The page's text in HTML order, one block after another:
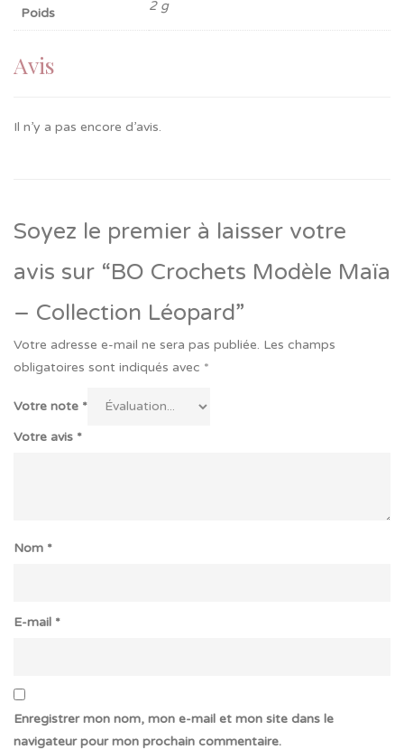
Poids 2 g
Avis
Il n’y a pas encore d’avis.
Soyez le premier à laisser votre
avis sur “BO Crochets Modèle Maïa
– Collection Léopard”
Votre adresse e-mail ne sera pas publiée. Les champs
obligatoires sont indiqués avec *
Votre note *
Votre avis *
Nom *
E-mail *
Enregistrer mon nom, mon e-mail et mon site dans le
navigateur pour mon prochain commentaire.